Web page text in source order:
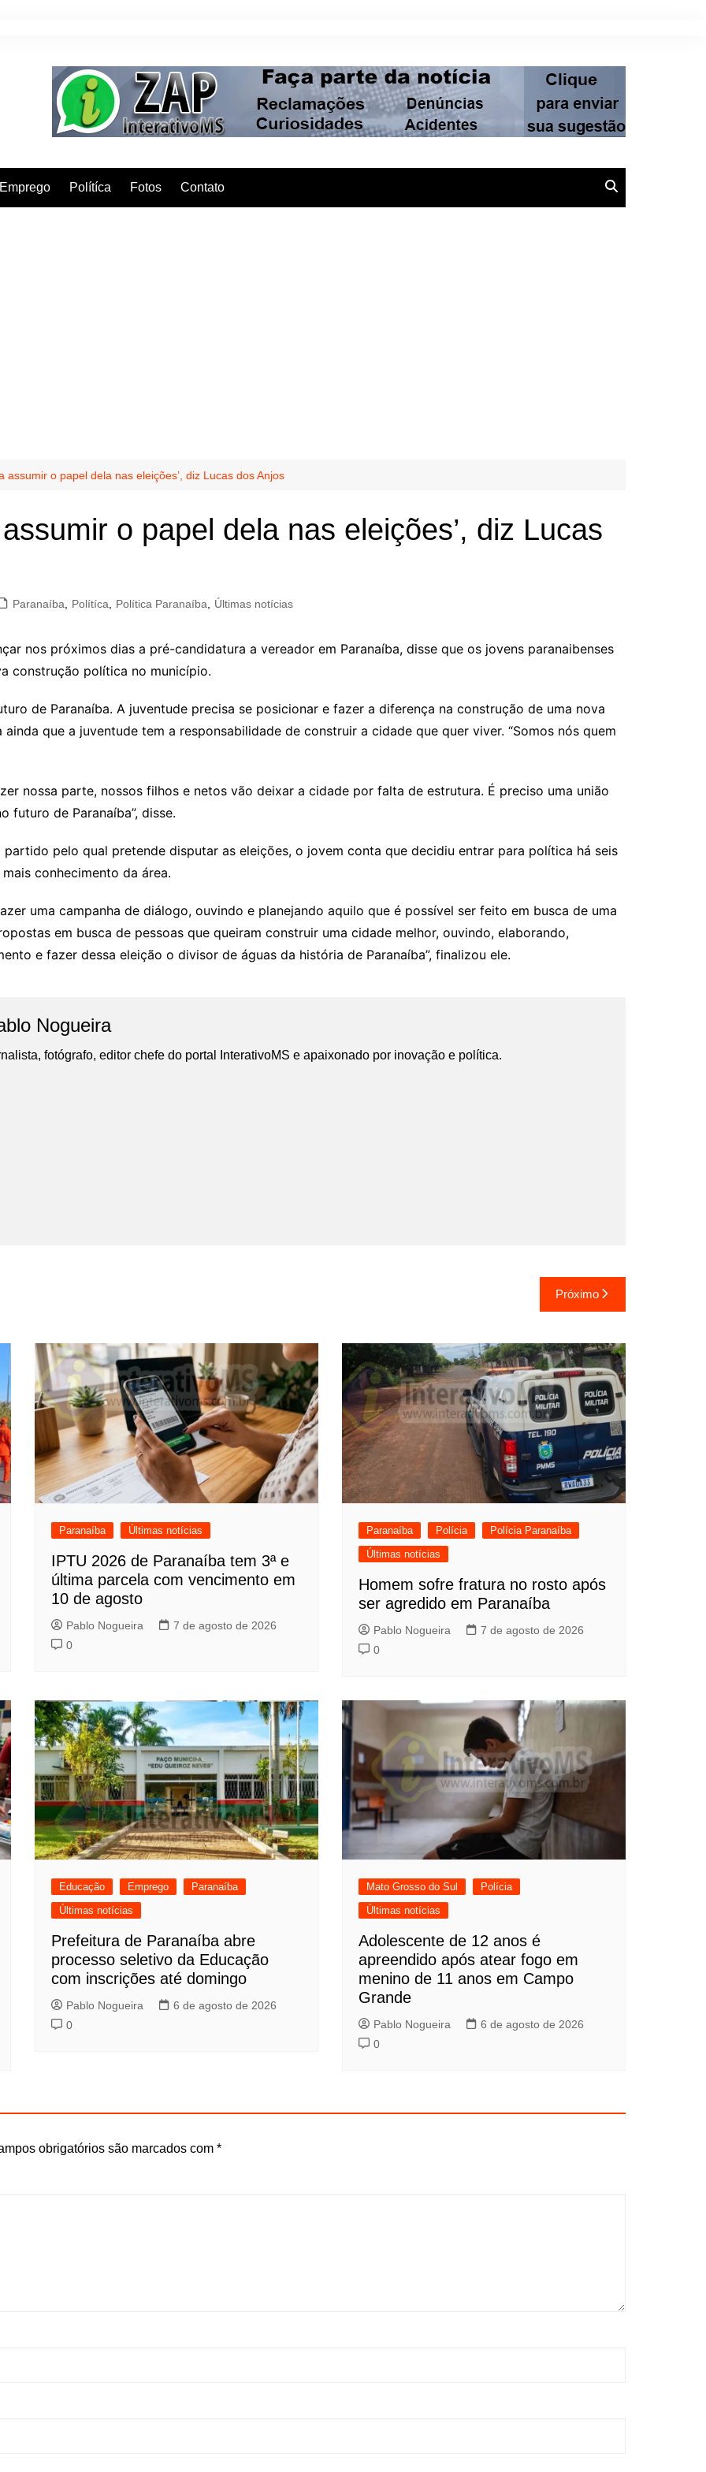
Emprego Polítíca Fotos Contato
assumir o papel dela nas eleições’, diz Lucas dos Anjos
o papel dela nas eleições’, diz Lucas
Paranaíba Polítíca Política Paranaíba Últimas notícias
nos próximos dias a pré-candidatura a vereador em Paranaíba, disse que os jovens paranaibenses
construção política no município.
de Paranaíba. A juventude precisa se posicionar e fazer a diferença na construção de uma nova
que a juventude tem a responsabilidade de construir a cidade que quer viver. “Somos nós quem
nossa parte, nossos filhos e netos vão deixar a cidade por falta de estrutura. É preciso uma união
futuro de Paranaíba”, disse.
pelo qual pretende disputar as eleições, o jovem conta que decidiu entrar para política há seis
conhecimento da área.
uma campanha de diálogo, ouvindo e planejando aquilo que é possível ser feito em busca de uma
em busca de pessoas que queiram construir uma cidade melhor, ouvindo, elaborando,
e fazer dessa eleição o divisor de águas da história de Paranaíba”, finalizou ele.
Nogueira
fotógrafo, editor chefe do portal InterativoMS e apaixonado por inovação e política.
Próximo
Paranaíba Últimas notícias
IPTU 2026 de Paranaíba tem 3ª e
última parcela com vencimento em
10 de agosto
Pablo Nogueira
7 de agosto de 2026
0
Paranaíba Polícia
Polícia Paranaíba
Últimas notícias
Homem sofre fratura no rosto após
ser agredido em Paranaíba
Pablo Nogueira
7 de agosto de 2026
0
Educação Emprego
Paranaíba
Últimas notícias
Prefeitura de Paranaíba abre
processo seletivo da Educação
com inscrições até domingo
Pablo Nogueira
6 de agosto de 2026
0
Mato Grosso do Sul
Polícia
Últimas notícias
Adolescente de 12 anos é
apreendido após atear fogo em
menino de 11 anos em Campo
Grande
Pablo Nogueira
6 de agosto de 2026
0
obrigatórios são marcados com *